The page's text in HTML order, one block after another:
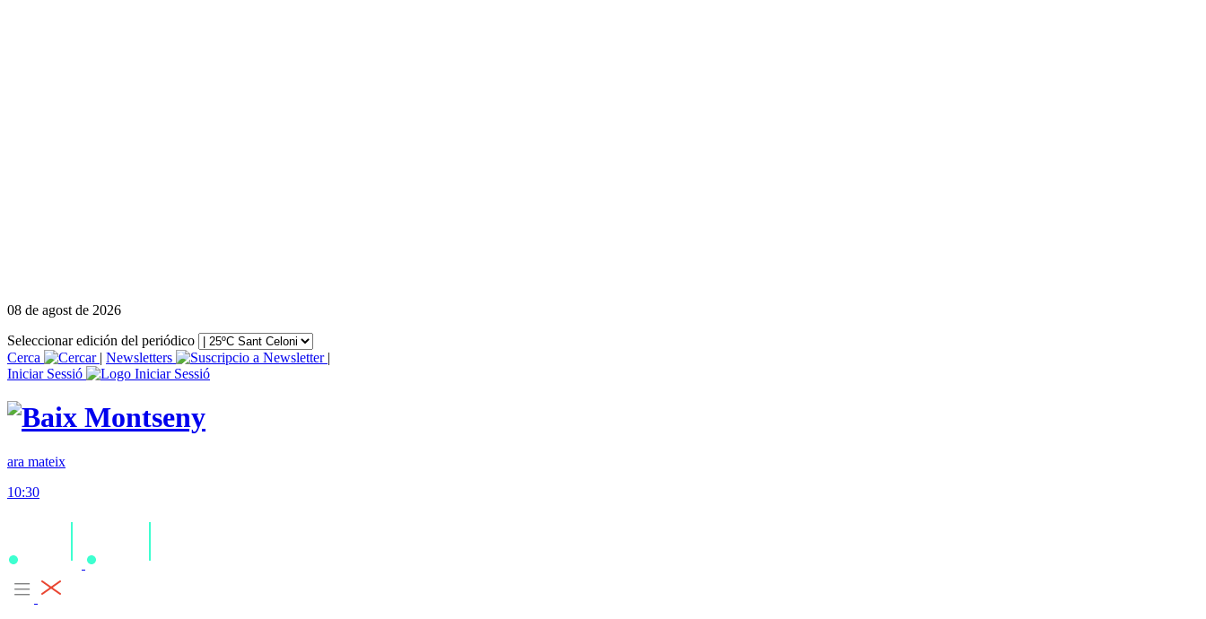
08 de agost de 2026
Seleccionar edición del periódico
Cerca
| Newsletters
|
Iniciar Sessió
ara mateix
10:30